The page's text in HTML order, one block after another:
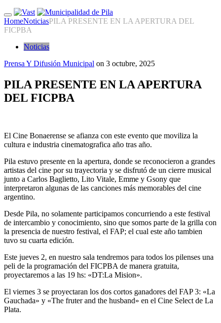
HomeNoticiasPILA PRESENTE EN LA APERTURA DEL
FICPBA
Noticias
Prensa Y Difusión Municipal on 3 octubre, 2025
PILA PRESENTE EN LA APERTURA
DEL FICPBA
El Cine Bonaerense se afianza con este evento que moviliza la
cultura e industria cinematografica año tras año.
Pila estuvo presente en la apertura, donde se reconocieron a grandes
artistas del cine por su trayectoria y se disfrutó de un cierre musical
junto a Carlos Baglietto, Lito Vitale, Emme y Gsony que
interpretaron algunas de las canciones más memorables del cine
argentino.
Desde Pila, no solamente participamos concurriendo a este festival
de intercambio y conocimiento, sino que somos parte de la grilla con
la presencia de nuestro festival, el FAP; el cual este año tambien
tuvo su cuarta edición.
Este jueves 2, en nuestro sala tendremos para todos los pilenses una
peli de la programación del FICPBA de manera gratuita,
proyectaremos a las 19 hs: «DT:La Mision».
El viernes 3 se proyectaran los dos cortos ganadores del FAP 3: «La
Gauchada» y «The fruter and the husband» en el Cine Select de La
Plata.